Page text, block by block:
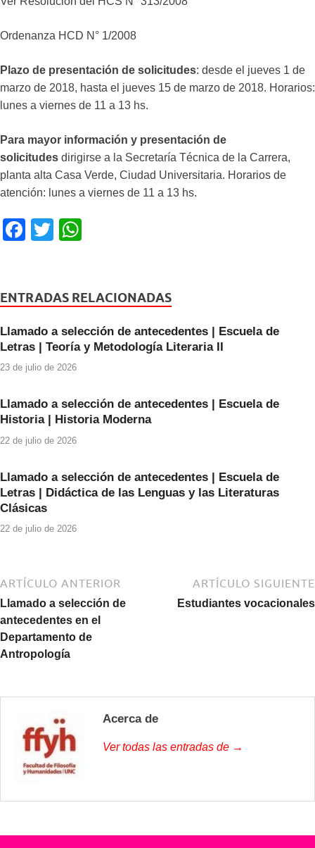
Ordenanza HCD N° 1/2008
Plazo de presentación de solicitudes: desde el jueves 1 de
marzo de 2018, hasta el jueves 15 de marzo de 2018. Horarios:
lunes a viernes de 11 a 13 hs.
Para mayor información y presentación de
solicitudes dirigirse a la Secretaría Técnica de la Carrera,
planta alta Casa Verde, Ciudad Universitaria. Horarios de
atención: lunes a viernes de 11 a 13 hs.
F
e
o
o
T
er s
p
ENTRADAS RELACIONADAS
Llamado a selección de antecedentes | Escuela de
Letras | Teoría y Metodología Literaria II
23 de julio de 2026
Llamado a selección de antecedentes | Escuela de
Historia | Historia Moderna
22 de julio de 2026
Llamado a selección de antecedentes | Escuela de
Letras | Didáctica de las Lenguas y las Literaturas
Clásicas
22 de julio de 2026
ARTÍCULO ANTERIOR
Llamado a selección de
antecedentes en el
Departamento de
Antropología
ARTÍCULO SIGUIENTE
Estudiantes vocacionales
Acerca de
Ver todas las entradas de →